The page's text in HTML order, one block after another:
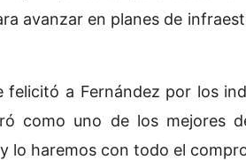
avanzar en planes de
felicitó a Fernández por los
como uno de los mejores
lo haremos con todo el